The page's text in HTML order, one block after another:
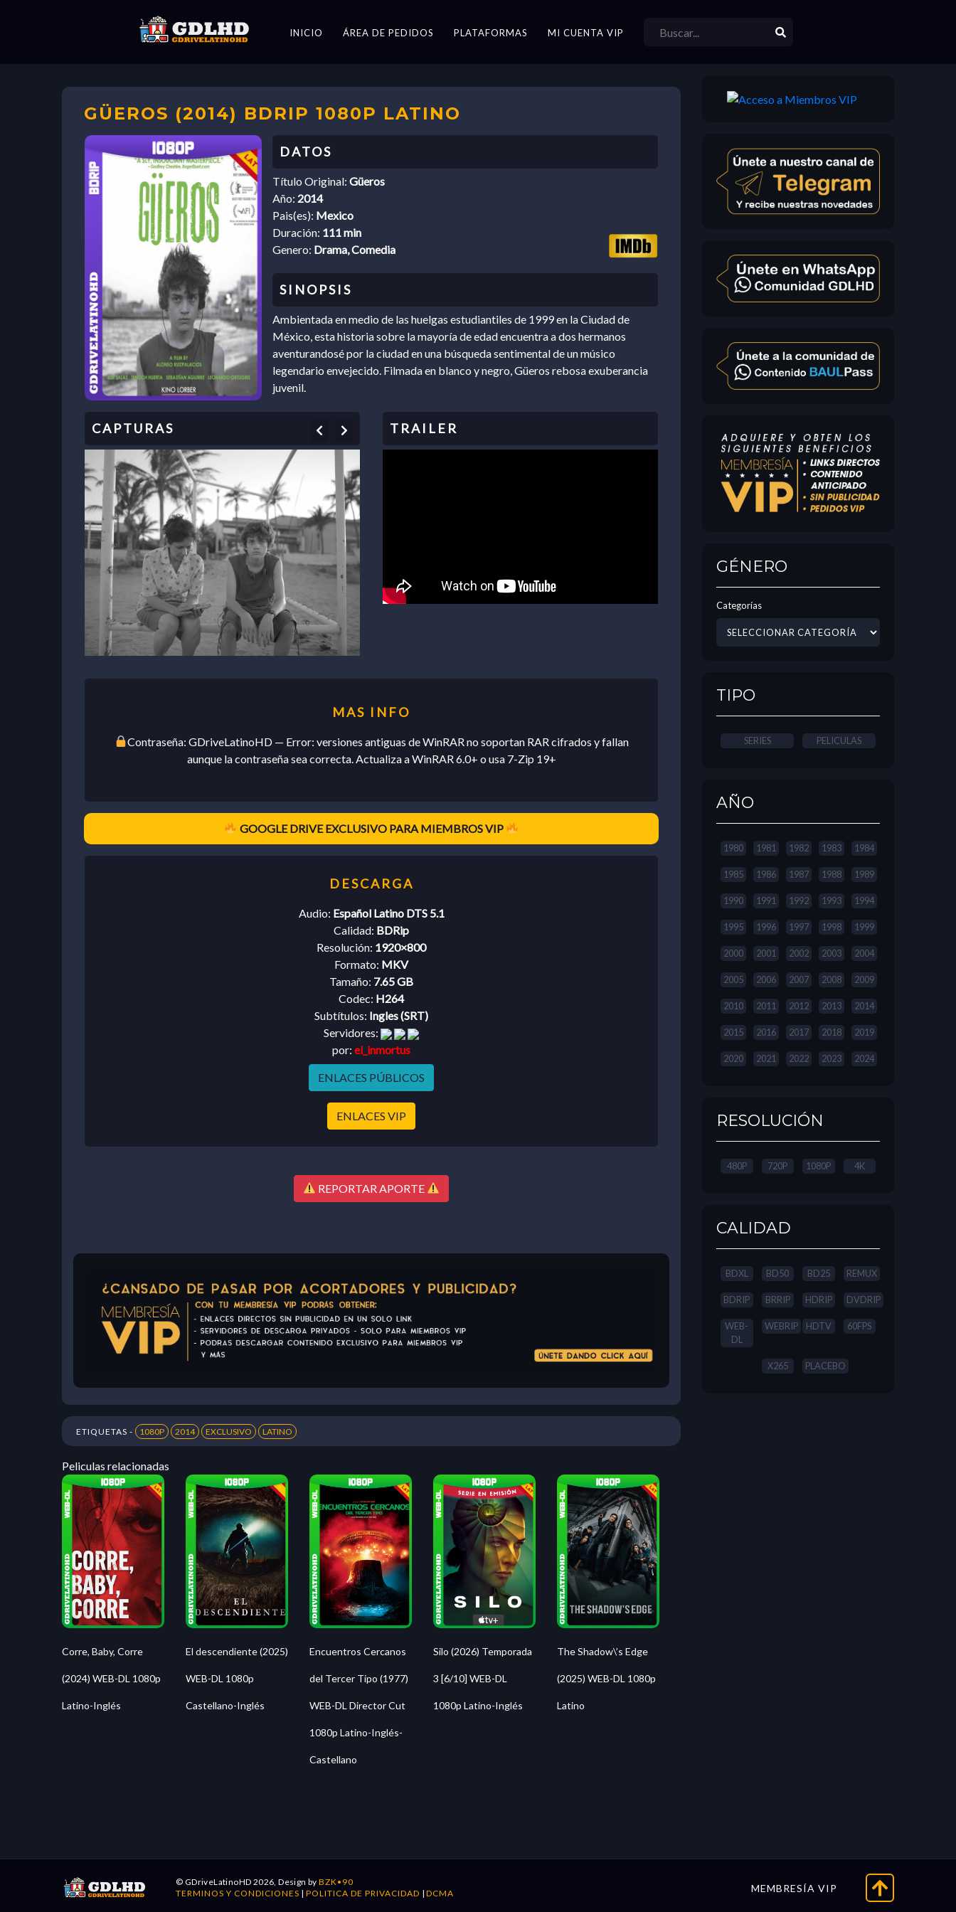
INICIO ÁREA DE PEDIDOS PLATAFORMAS MI CUENTA VIP
GÜEROS (2014) BDRIP 1080P LATINO
Título Original: Güeros
Año: 2014
Pais(es): Mexico
Duración: 111 min
Genero: Drama, Comedia
Ambientada en medio de las huelgas estudiantiles de 1999 en la Ciudad de
México, esta historia sobre la mayoría de edad encuentra a dos hermanos
aventurandosé por la ciudad en una búsqueda sentimental de un músico
legendario envejecido. Filmada en blanco y negro, Güeros rebosa exuberancia
juvenil.
Previous
Contraseña: GDriveLatinoHD — Error: versiones antiguas de WinRAR no soportan RAR cifrados y fallan
aunque la contraseña sea correcta. Actualiza a WinRAR 6.0+ o usa 7-Zip 19+
GOOGLE DRIVE EXCLUSIVO PARA MIEMBROS VIP
Audio: Español Latino DTS 5.1
Calidad: BDRip
Resolución: 1920×800
Formato: MKV
Tamaño: 7.65 GB
Codec: H264
Subtítulos: Ingles (SRT)
Servidores:
por: el_inmortus
ENLACES PÚBLICOS
ENLACES VIP
REPORTAR APORTE
ETIQUETAS - 1080P 2014 EXCLUSIVO LATINO
Peliculas relacionadas
Corre, Baby, Corre
(2024) WEB-DL 1080p
Latino-Inglés
El descendiente (2025)
WEB-DL 1080p
Castellano-Inglés
Encuentros Cercanos
del Tercer Tipo (1977)
WEB-DL Director Cut
1080p Latino-Inglés-
Castellano
Silo (2026) Temporada
3 [6/10] WEB-DL
1080p Latino-Inglés
The Shadow\’s Edge
(2025) WEB-DL 1080p
Latino
GÉNERO
Categorías
TIPO
SERIES PELICULAS
AÑO
1980 1981 1982 1983 1984
1985 1986 1987 1988 1989
1990 1991 1992 1993 1994
1995 1996 1997 1998 1999
2000 2001 2002 2003 2004
2005 2006 2007 2008 2009
2010 2011 2012 2013 2014
2015 2016 2017 2018 2019
2020 2021 2022 2023 2024
RESOLUCIÓN
480P 720P 1080P 4K
CALIDAD
BDXL BD50 BD25 REMUX
BDRIP BRRIP HDRIP DVDRIP
WEB-
DL
WEBRIP HDTV 60FPS
X265 PLACEBO
© GDriveLatinoHD 2026, Design byBZK•90
TERMINOS Y CONDICIONES |POLITICA DE PRIVACIDAD |DCMA MEMBRESÍA VIP